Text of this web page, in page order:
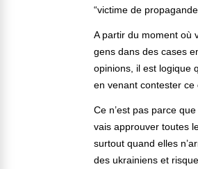
“victime de
A partir du moment où
gens dans des cases
opinions, il est logique
en venant contester ce
Ce n’est pas parce
vais approuver toutes
surtout quand elles
des ukrainiens et